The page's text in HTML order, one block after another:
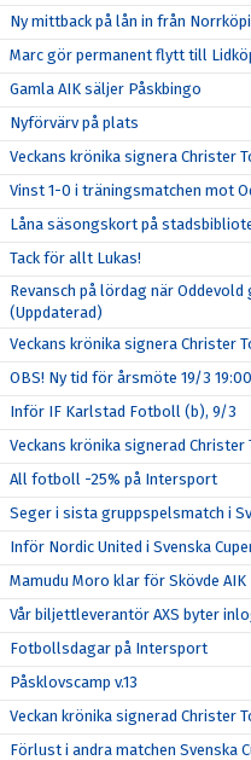
Ny mittback på lån in från
Marc gör permanent flytt till
Gamla AIK säljer Påskbingo
Nyförvärv på plats
Veckans krönika signera Christer
Vinst 1-0 i träningsmatchen mot
Låna säsongskort på
Tack för allt Lukas!
Revansch på lördag när
(Uppdaterad)
Veckans krönika signera Christer
OBS! Ny tid för årsmöte 19/3 19:00
Inför IF Karlstad Fotboll (b), 9/3
Veckans krönika signerad Christer
All fotboll -25% på Intersport
Seger i sista gruppspelsmatch i
Inför Nordic United i Svenska
Mamudu Moro klar för Skövde AIK
Vår biljettleverantör AXS byter
Fotbollsdagar på Intersport
Påsklovscamp v.13
Veckan krönika signerad Christer
Förlust i andra matchen Svenska